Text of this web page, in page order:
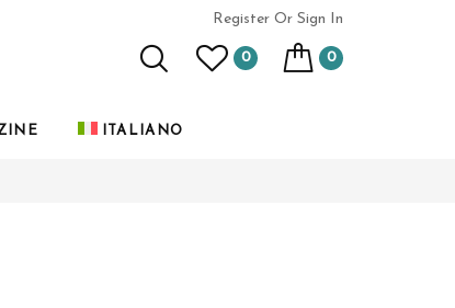
Register Or Sign In
0 0
ITALIANO